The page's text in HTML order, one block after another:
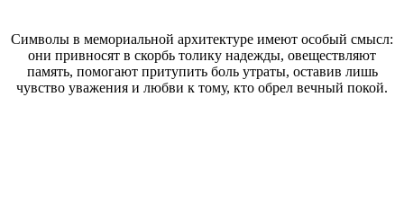
Символы в мемориальной архитектуре имеют особый смысл:
они привносят в скорбь толику надежды, овеществляют
память, помогают притупить боль утраты, оставив лишь
чувство уважения и любви к тому, кто обрел вечный покой.